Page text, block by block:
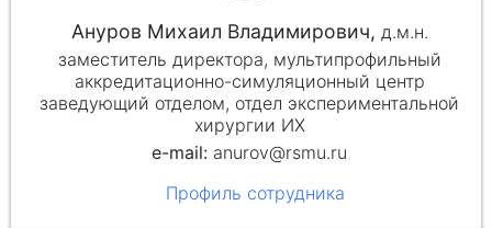
Ануров Михаил Владимирович, д.м.н.
заместитель директора, мультипрофильный
аккредитационно-симуляционный центр
заведующий отделом, отдел экспериментальной
хирургии ИХ
anurov@rsmu.ru
Профиль сотрудника